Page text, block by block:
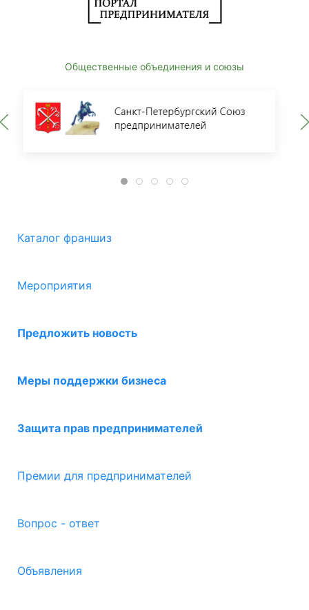
Общественные объединения и союзы
Каталог франшиз
Мероприятия
Предложить новость
Меры поддержки бизнеса
Защита прав предпринимателей
Премии для предпринимателей
Вопрос - ответ
Объявления